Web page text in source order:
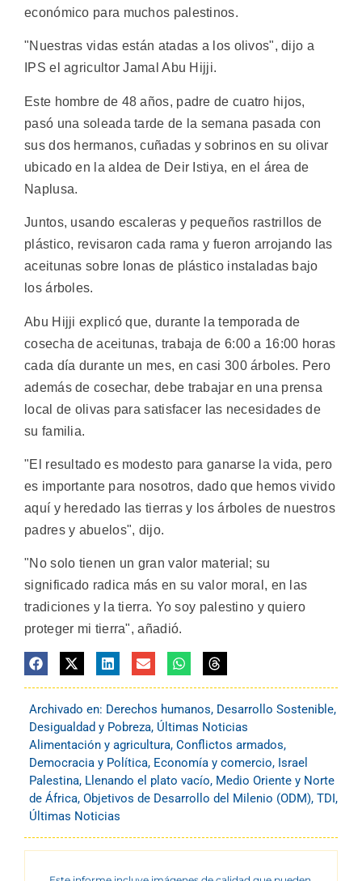
económico para muchos palestinos.
"Nuestras vidas están atadas a los olivos", dijo a
IPS el agricultor Jamal Abu Hijji.
Este hombre de 48 años, padre de cuatro hijos,
pasó una soleada tarde de la semana pasada con
sus dos hermanos, cuñadas y sobrinos en su olivar
ubicado en la aldea de Deir Istiya, en el área de
Naplusa.
Juntos, usando escaleras y pequeños rastrillos de
plástico, revisaron cada rama y fueron arrojando las
aceitunas sobre lonas de plástico instaladas bajo
los árboles.
Abu Hijji explicó que, durante la temporada de
cosecha de aceitunas, trabaja de 6:00 a 16:00 horas
cada día durante un mes, en casi 300 árboles. Pero
además de cosechar, debe trabajar en una prensa
local de olivas para satisfacer las necesidades de
su familia.
"El resultado es modesto para ganarse la vida, pero
es importante para nosotros, dado que hemos vivido
aquí y heredado las tierras y los árboles de nuestros
padres y abuelos", dijo.
"No solo tienen un gran valor material; su
significado radica más en su valor moral, en las
tradiciones y la tierra. Yo soy palestino y quiero
proteger mi tierra", añadió.
Archivado en: Derechos humanos, Desarrollo Sostenible,
Desigualdad y Pobreza, Últimas Noticias
Alimentación y agricultura, Conflictos armados,
Democracia y Política, Economía y comercio, Israel
Palestina, Llenando el plato vacío, Medio Oriente y Norte
de África, Objetivos de Desarrollo del Milenio (ODM), TDI,
Últimas Noticias